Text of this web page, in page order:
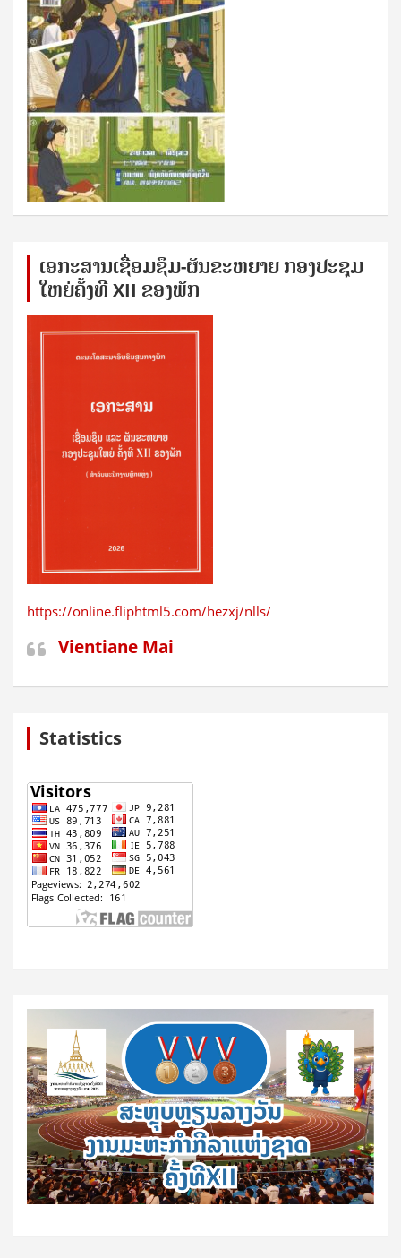
ເອກ​ະ​ສານ​ເຊ​ື່ອມ​ຊ​ຶມ-ຜັນ​ຂະ​ຫ​ຍາຍ ກອງ​ປະ​ຊຸມ​
ໃຫຍ່​ຄັ້ງ​ທີ XII ຂອງ​ພັກ
https://online.fliphtml5.com/hezxj/nlls/
Vientiane Mai
Statistics